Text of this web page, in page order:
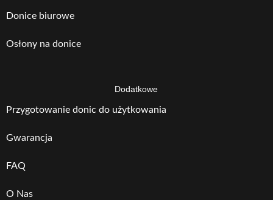
Donice biurowe
Osłony na donice
Dodatkowe
Przygotowanie donic do użytkowania
Gwarancja
FAQ
O Nas